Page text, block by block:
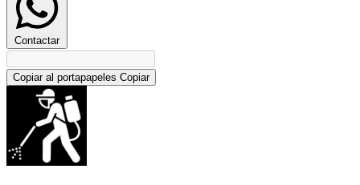
Contactar
Copiar al portapapeles Copiar